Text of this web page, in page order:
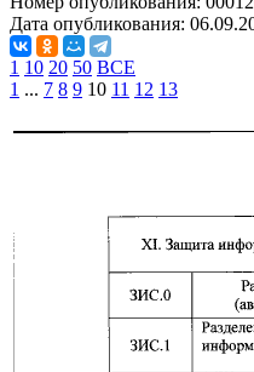
Дата опубликования:
1 10 20 50 ВСЕ
1 ... 7 8 9 10 11 12 13